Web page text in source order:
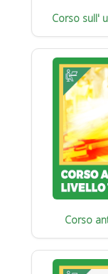
Corso sull'
Corso